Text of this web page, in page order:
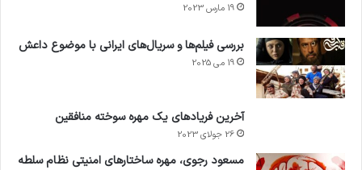
19 مارس 2023
بررسی فیلم‌ها و سریال‌های ایرانی با موضوع داعش
19 می 2025
آخرین فریادهای یک مهره سوخته منافقین
26 جولای 2023
مسعود رجوی، مهره ساختارهای امنیتی نظام سلطه